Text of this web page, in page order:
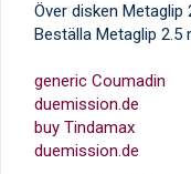
Över disken Metaglip
Beställa Metaglip 2.5
generic Coumadin
duemission.de
buy Tindamax
duemission.de